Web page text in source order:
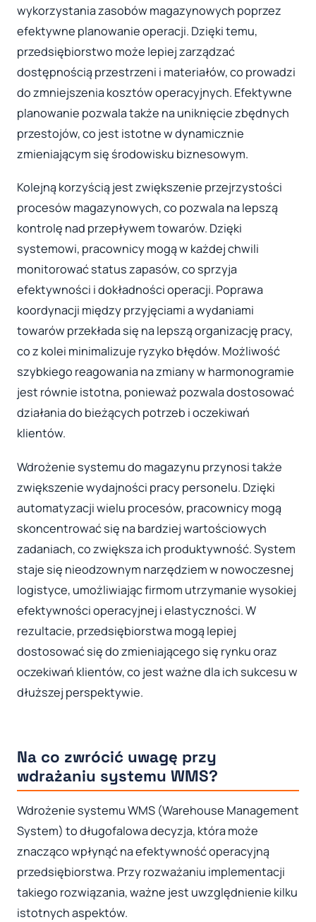
wykorzystania zasobów magazynowych poprzez
efektywne planowanie operacji. Dzięki temu,
przedsiębiorstwo może lepiej zarządzać
dostępnością przestrzeni i materiałów, co prowadzi
do zmniejszenia kosztów operacyjnych. Efektywne
planowanie pozwala także na uniknięcie zbędnych
przestojów, co jest istotne w dynamicznie
zmieniającym się środowisku biznesowym.
Kolejną korzyścią jest zwiększenie przejrzystości
procesów magazynowych, co pozwala na lepszą
kontrolę nad przepływem towarów. Dzięki
systemowi, pracownicy mogą w każdej chwili
monitorować status zapasów, co sprzyja
efektywności i dokładności operacji. Poprawa
koordynacji między przyjęciami a wydaniami
towarów przekłada się na lepszą organizację pracy,
co z kolei minimalizuje ryzyko błędów. Możliwość
szybkiego reagowania na zmiany w harmonogramie
jest równie istotna, ponieważ pozwala dostosować
działania do bieżących potrzeb i oczekiwań
klientów.
Wdrożenie systemu do magazynu przynosi także
zwiększenie wydajności pracy personelu. Dzięki
automatyzacji wielu procesów, pracownicy mogą
skoncentrować się na bardziej wartościowych
zadaniach, co zwiększa ich produktywność. System
staje się nieodzownym narzędziem w nowoczesnej
logistyce, umożliwiając firmom utrzymanie wysokiej
efektywności operacyjnej i elastyczności. W
rezultacie, przedsiębiorstwa mogą lepiej
dostosować się do zmieniającego się rynku oraz
oczekiwań klientów, co jest ważne dla ich sukcesu w
dłuższej perspektywie.
Na co zwrócić uwagę przy
wdrażaniu systemu WMS?
Wdrożenie systemu WMS (Warehouse Management
System) to długofalowa decyzja, która może
znacząco wpłynąć na efektywność operacyjną
przedsiębiorstwa. Przy rozważaniu implementacji
takiego rozwiązania, ważne jest uwzględnienie kilku
istotnych aspektów.